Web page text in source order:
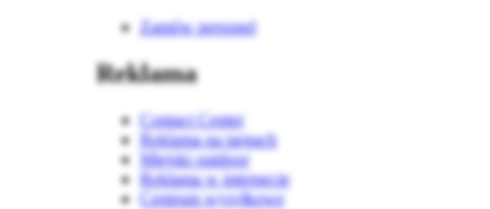
Zamów personel
Reklama
Contact Center
Reklama na targach
Miejski outdoor
Reklama w internecie
Centrum wysyłkowe